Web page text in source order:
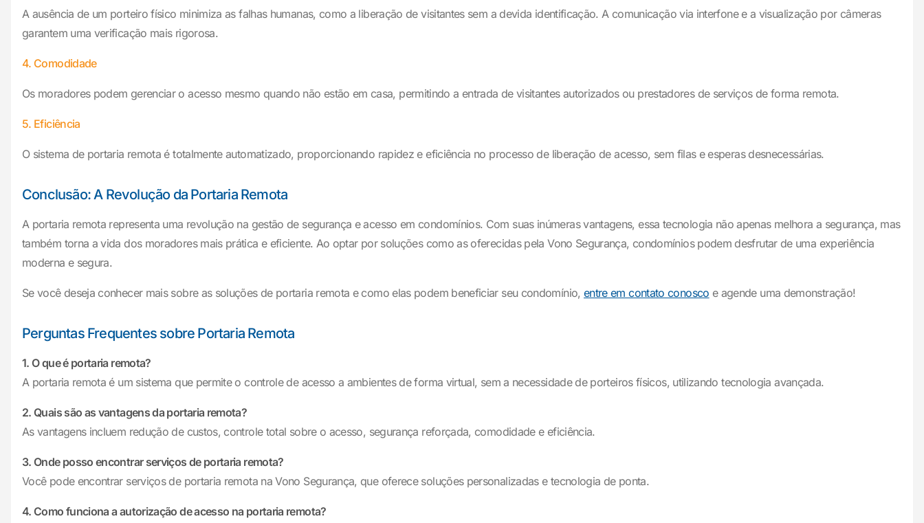
A ausência de um porteiro físico minimiza as falhas humanas, como a liberação de visitantes sem a devida identificação. A comunicação via interfone e a visualização por câmeras
garantem uma verificação mais rigorosa.
4. Comodidade
Os moradores podem gerenciar o acesso mesmo quando não estão em casa, permitindo a entrada de visitantes autorizados ou prestadores de serviços de forma remota.
5. Eficiência
O sistema de portaria remota é totalmente automatizado, proporcionando rapidez e eficiência no processo de liberação de acesso, sem filas e esperas desnecessárias.
Conclusão: A Revolução da Portaria Remota
A portaria remota representa uma revolução na gestão de segurança e acesso em condomínios. Com suas inúmeras vantagens, essa tecnologia não apenas melhora a segurança, mas
também torna a vida dos moradores mais prática e eficiente. Ao optar por soluções como as oferecidas pela Vono Segurança, condomínios podem desfrutar de uma experiência
moderna e segura.
Se você deseja conhecer mais sobre as soluções de portaria remota e como elas podem beneficiar seu condomínio, entre em contato conosco e agende uma demonstração!
Perguntas Frequentes sobre Portaria Remota
1. O que é portaria remota?
A portaria remota é um sistema que permite o controle de acesso a ambientes de forma virtual, sem a necessidade de porteiros físicos, utilizando tecnologia avançada.
2. Quais são as vantagens da portaria remota?
As vantagens incluem redução de custos, controle total sobre o acesso, segurança reforçada, comodidade e eficiência.
3. Onde posso encontrar serviços de portaria remota?
Você pode encontrar serviços de portaria remota na Vono Segurança, que oferece soluções personalizadas e tecnologia de ponta.
4. Como funciona a autorização de acesso na portaria remota?